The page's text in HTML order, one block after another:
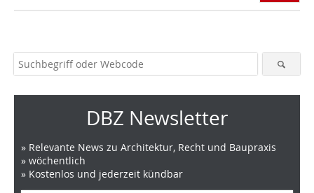
DBZ Newsletter
» Relevante News zu Architektur, Recht und Baupraxis
» wöchentlich
» Kostenlos und jederzeit kündbar